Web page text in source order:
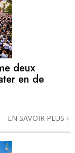
deux
en de
EN SAVOIR PLUS